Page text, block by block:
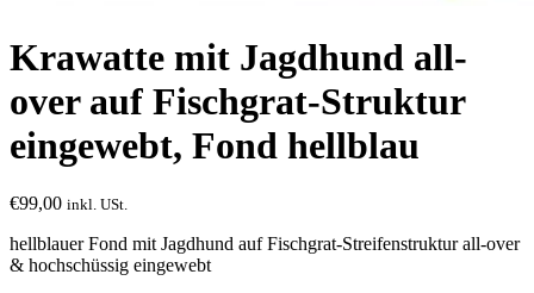
Krawatte mit Jagdhund all-
over auf Fischgrat-Struktur
eingewebt, Fond hellblau
€99,00 inkl. USt.
hellblauer Fond mit Jagdhund auf Fischgrat-Streifenstruktur all-over
& hochschüssig eingewebt